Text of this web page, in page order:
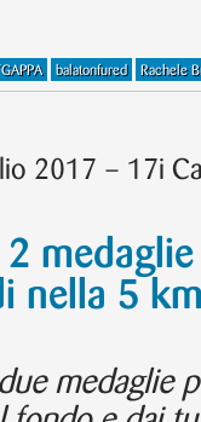
balatonfured Rachele
2017 – 17i
nella 5
medaglie